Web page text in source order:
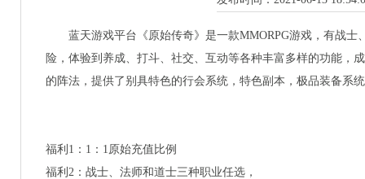
蓝天游戏平台《原始传奇》是一款MMORPG游戏，有战
险，体验到养成、打斗、社交、互动等各种丰富多样的功能，
的阵法，提供了别具特色的行会系统，特色副本，极品装备系
福利1：1：1原始充值比例
福利2：战士、法师和道士三种职业任选，